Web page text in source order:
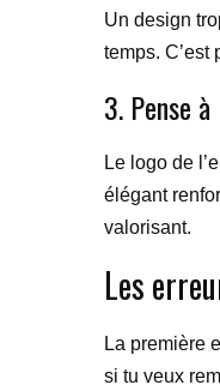
Un design
temps.
3. Pense
Le logo de
élégant
valorisant.
Les
La première
si tu veux